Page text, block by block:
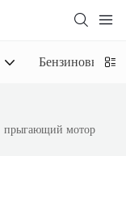
Бензиновые
прыгающий мотор